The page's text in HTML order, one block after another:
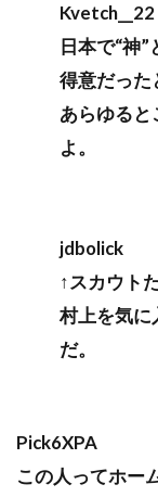
Kvetch__22
日本で“神
得意だった
あらゆると
よ。
jdbolick
↑スカウト
村上を気に
だ。
Pick6XPA
この人ってホー